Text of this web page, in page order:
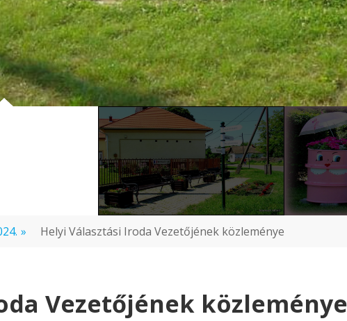
» Helyi Választási Iroda Vezetőjének közleménye
Vezetőjének közleménye